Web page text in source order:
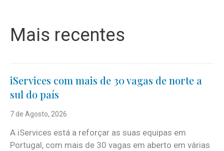
Mais recentes
iServices com mais de 30 vagas de norte a
sul do país
7 de Agosto, 2026
A iServices está a reforçar as suas equipas em
Portugal, com mais de 30 vagas em aberto em várias